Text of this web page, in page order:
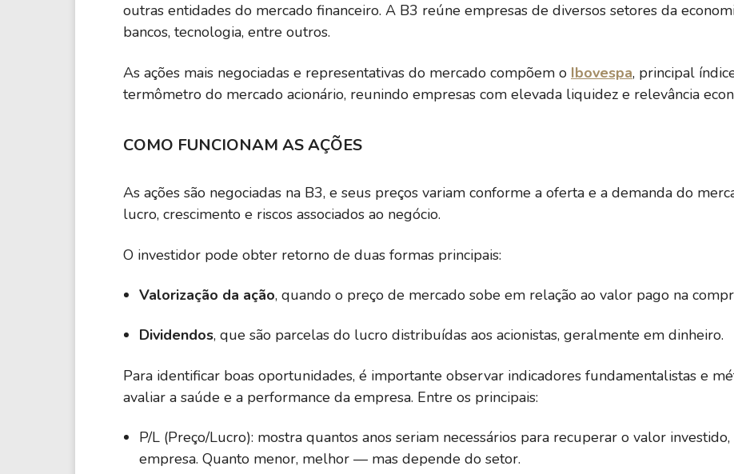
outras entidades do mercado financeiro. A B3 reúne empresas de diversos setores da
bancos, tecnologia, entre outros.
As ações mais negociadas e representativas do mercado compõem o Ibovespa, principal
termômetro do mercado acionário, reunindo empresas com elevada liquidez e relevância
COMO FUNCIONAM AS AÇÕES
As ações são negociadas na B3, e seus preços variam conforme a oferta e a demanda do
lucro, crescimento e riscos associados ao negócio.
O investidor pode obter retorno de duas formas principais:
Valorização da ação, quando o preço de mercado sobe em relação ao valor pago na
Dividendos, que são parcelas do lucro distribuídas aos acionistas, geralmente em dinheiro.
Para identificar boas oportunidades, é importante observar indicadores fundamentalistas e
avaliar a saúde e a performance da empresa. Entre os principais:
P/L (Preço/Lucro): mostra quantos anos seriam necessários para recuperar o valor
empresa. Quanto menor, melhor — mas depende do setor.